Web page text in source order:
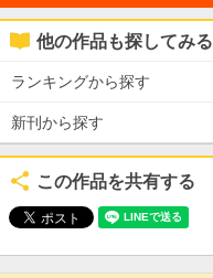
他の作品も探してみる
ランキングから探す
新刊から探す
この作品を共有する